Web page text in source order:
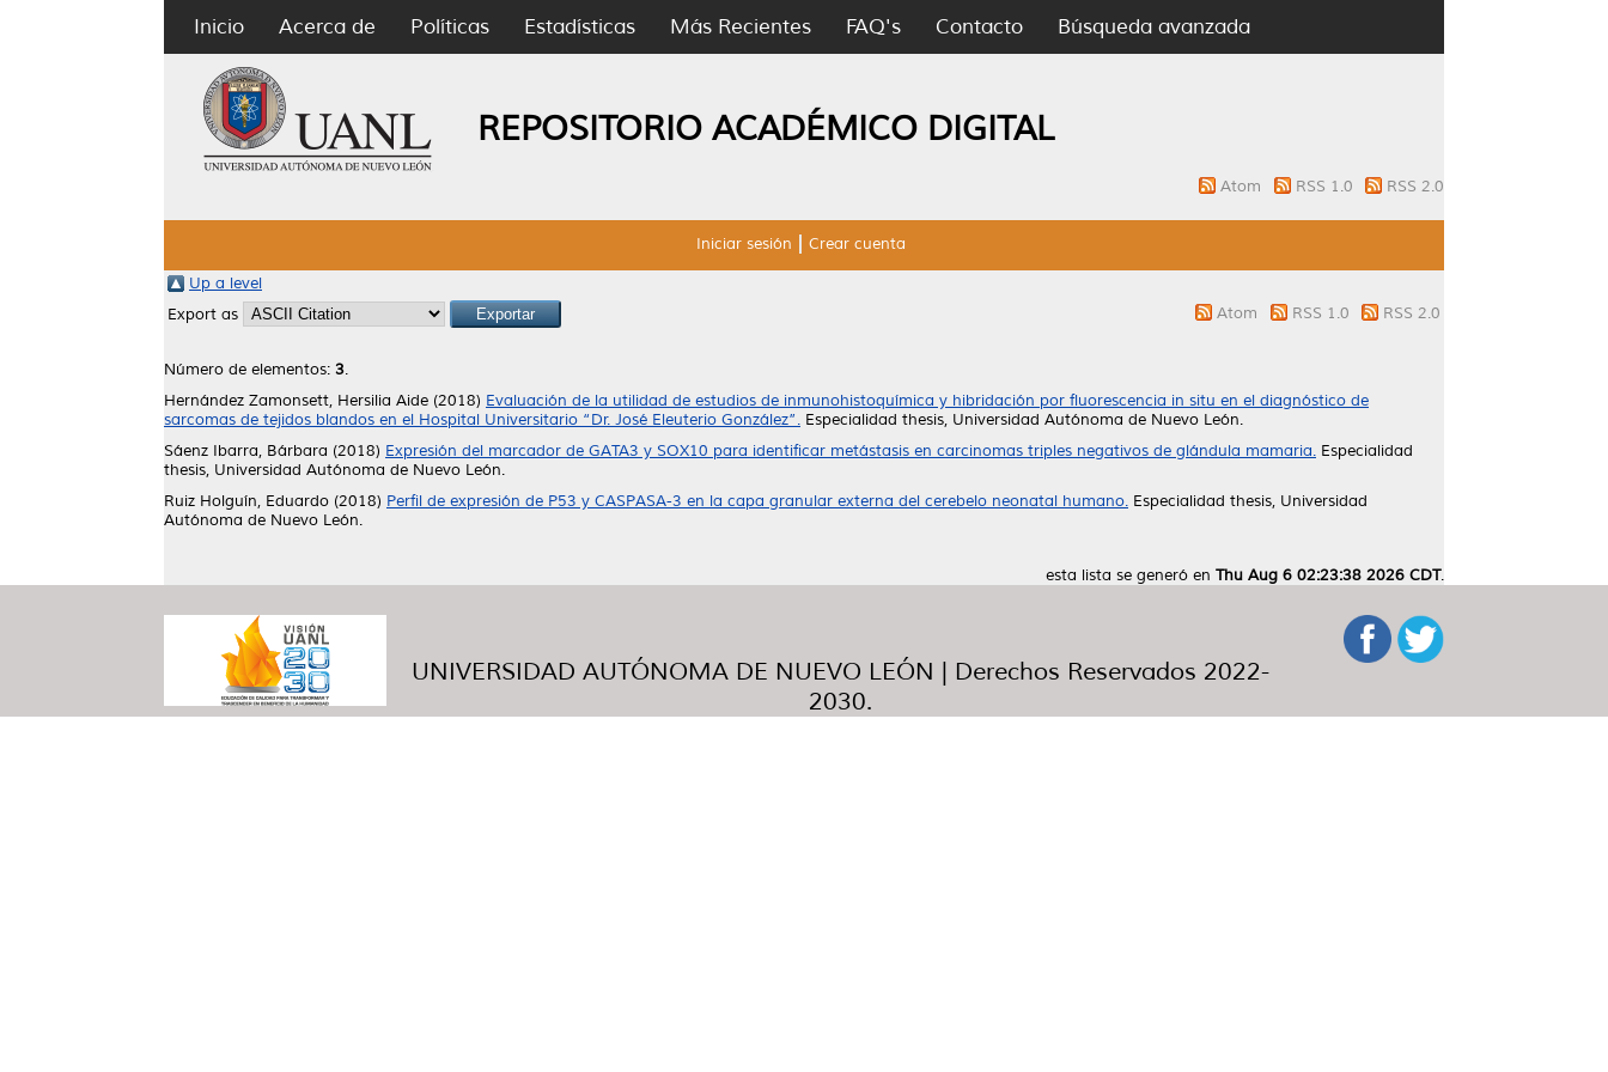
Inicio Acerca de Políticas Estadísticas Más Recientes FAQ's Contacto Búsqueda avanzada
REPOSITORIO ACADÉMICO DIGITAL
Atom RSS 1.0 RSS 2.0
Iniciar sesión Crear cuenta
Up a level
Export as
Atom RSS 1.0 RSS 2.0
Número de elementos: 3.
Hernández Zamonsett, Hersilia Aide (2018) Evaluación de la utilidad de estudios de inmunohistoquímica y hibridación por fluorescencia in situ en el diagnóstico de
sarcomas de tejidos blandos en el Hospital Universitario “Dr. José Eleuterio González”. Especialidad thesis, Universidad Autónoma de Nuevo León.
Sáenz Ibarra, Bárbara (2018) Expresión del marcador de GATA3 y SOX10 para identificar metástasis en carcinomas triples negativos de glándula mamaria. Especialidad
thesis, Universidad Autónoma de Nuevo León.
Ruiz Holguín, Eduardo (2018) Perfil de expresión de P53 y CASPASA-3 en la capa granular externa del cerebelo neonatal humano. Especialidad thesis, Universidad
Autónoma de Nuevo León.
esta lista se generó en Thu Aug 6 02:23:38 2026 CDT.
UNIVERSIDAD AUTÓNOMA DE NUEVO LEÓN | Derechos Reservados 2022-
2030.